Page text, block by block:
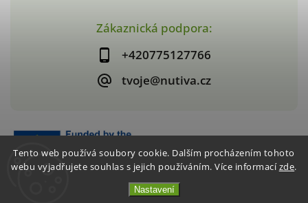
Tento web používá soubory cookie. Dalším procházením tohoto
webu vyjadřujete souhlas s jejich používáním. Více informacízde.
Nastavení
Zákaznická podpora:
+420775127766
tvoje@nutiva.cz
nutiva.cz